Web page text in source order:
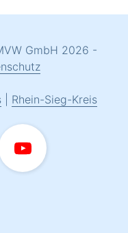
GmbH 2026 -
| Rhein-Sieg-Kreis